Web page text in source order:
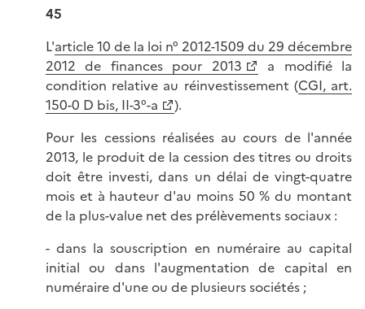
45
L'article 10 de la loi n° 2012-1509 du 29 décembre
2012 de finances pour 2013
a modifié la
condition relative au réinvestissement (CGI, art.
150-0 D bis, II-3°-a
).
Pour les cessions réalisées au cours de l'année
2013, le produit de la cession des titres ou droits
doit être investi, dans un délai de vingt-quatre
mois et à hauteur d'au moins 50 % du montant
de la plus-value net des prélèvements sociaux :
- dans la souscription en numéraire au capital
initial ou dans l'augmentation de capital en
numéraire d'une ou de plusieurs sociétés ;